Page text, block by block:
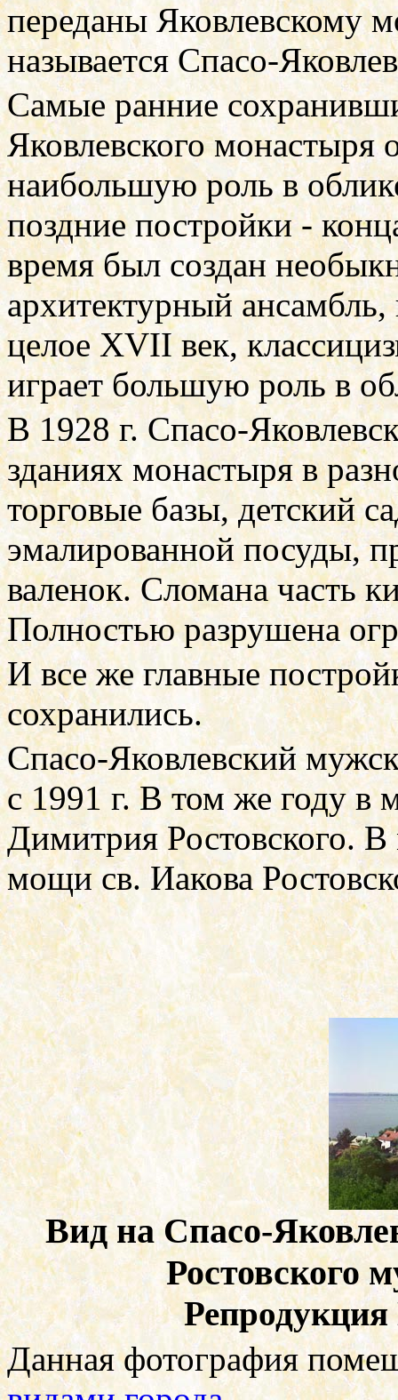
переданы Яковлевскому
называется Спасо-
Самые ранние
Яковлевского монастыря
наибольшую роль в
поздние постройки -
время был создан
архитектурный
целоеXVIIвек,
играет большую роль в
В 1928 г. Спасо-
зданиях монастыря в
торговые базы, детский
эмалированной посуды,
валенок. Сломана часть
Полностью разрушена
И все же главные
сохранились.
Спасо-Яковлевский
с 1991 г. В том же году в
Димитрия Ростовского. В
мощи св. Иакова
Вид на Спасо-
Ростовского
Данная фотография